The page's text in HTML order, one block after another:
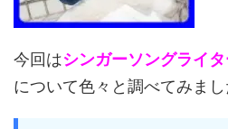
今回はシンガーソングライ
について色々と調べてみまし